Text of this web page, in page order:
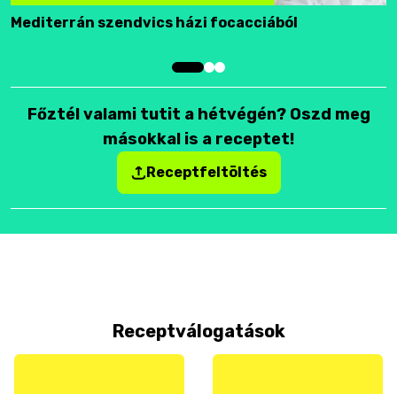
Mediterrán szendvics házi focacciából
Főztél valami tutit a hétvégén? Oszd meg
másokkal is a receptet!
Receptfeltöltés
Receptválogatások